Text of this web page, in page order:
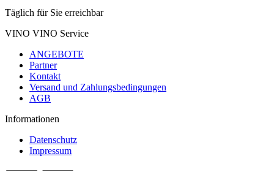
Täglich für Sie erreichbar
VINO VINO Service
ANGEBOTE
Partner
Kontakt
Versand und Zahlungsbedingungen
AGB
Informationen
Datenschutz
Impressum